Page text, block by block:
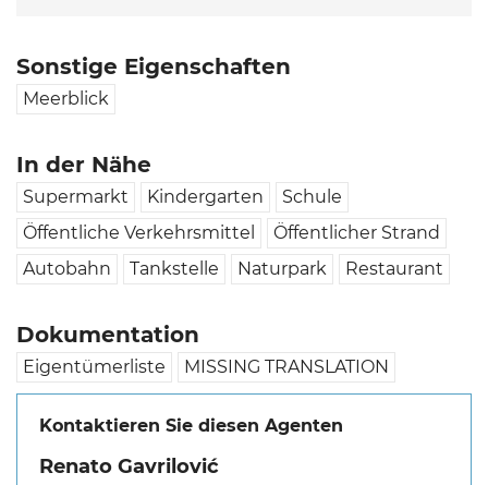
Sonstige Eigenschaften
Meerblick
In der Nähe
Supermarkt Kindergarten
Schule
Öffentliche Verkehrsmittel
Öffentlicher Strand
Autobahn
Tankstelle Naturpark Restaurant
Dokumentation
Eigentümerliste MISSING TRANSLATION
Kontaktieren Sie diesen Agenten
Renato Gavrilović